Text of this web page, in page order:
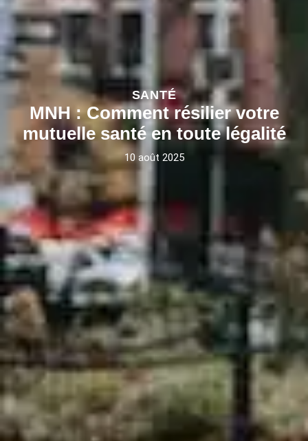
SANTÉ
MNH : Comment résilier votre
mutuelle santé en toute légalité
10 août 2025